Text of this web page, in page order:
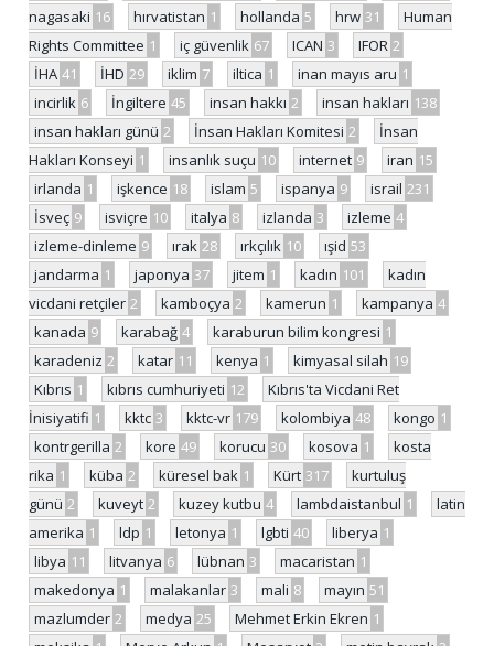
nagasaki 16 hırvatistan 1 hollanda 5 hrw 31
Human
Rights Committee 1 iç güvenlik 67 ICAN 3 IFOR 2
İHA 41 İHD 29 iklim 7 iltica 1 inan mayıs aru 1
incirlik 6 İngiltere 45 insan hakkı 2 insan hakları 138
insan hakları günü 2 İnsan Hakları Komitesi 2
İnsan
Hakları Konseyi 1 insanlık suçu 10 internet 9 iran 15
irlanda 1 işkence 18 islam 5 ispanya 9 israil 231
İsveç 9 isviçre 10 italya 8 izlanda 3 izleme 4
izleme-dinleme 9 ırak 28 ırkçılık 10 ışid 53
jandarma 1 japonya 37 jitem 1 kadın 101
kadın
vicdani retçiler 2 kamboçya 2 kamerun 1 kampanya 4
kanada 9 karabağ 4 karaburun bilim kongresi 1
karadeniz 2 katar 11 kenya 1 kimyasal silah 19
Kıbrıs 1 kıbrıs cumhuriyeti 12
Kıbrıs'ta Vicdani Ret
İnisiyatifi 1 kktc 3 kktc-vr 179 kolombiya 48 kongo 1
kontrgerilla 2 kore 49 korucu 30 kosova 1
kosta
rika 1 küba 2 küresel bak 1 Kürt 317
kurtuluş
günü 2 kuveyt 2 kuzey kutbu 4 lambdaistanbul 1
latin
amerika 1 ldp 1 letonya 1 lgbti 40 liberya 1
libya 11 litvanya 6 lübnan 3 macaristan 1
makedonya 1 malakanlar 3 mali 8 mayın 51
mazlumder 2 medya 25 Mehmet Erkin Ekren 1